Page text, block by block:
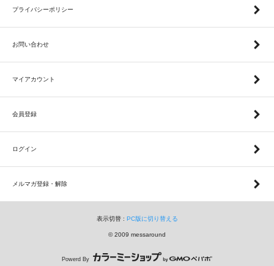
プライバシーポリシー
お問い合わせ
マイアカウント
会員登録
ログイン
メルマガ登録・解除
表示切替 : PC版に切り替える
© 2009 messaround
Powerd By